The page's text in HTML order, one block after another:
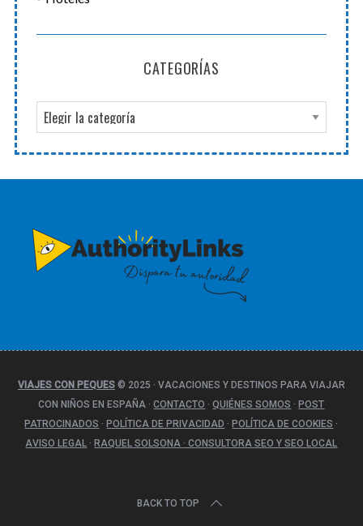
CATEGORÍAS
a
t
e
o
r
í
VIAJES CON PEQUES© 2025 · VACACIONES Y DESTINOS PARA VIAJAR
CON NIÑOS EN ESPAÑA · CONTACTO · QUIÉNES SOMOS · POST
PATROCINADOS · POLÍTICA DE PRIVACIDAD · POLÍTICA DE COOKIES ·
AVISO LEGAL · RAQUEL SOLSONA · CONSULTORA SEO Y SEO LOCAL
BACK TO TOP